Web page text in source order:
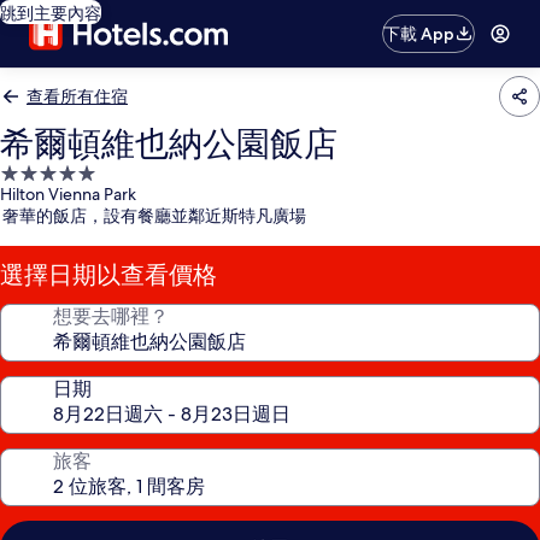
跳到主要內容
下載 App
查看所有住宿
希爾頓維也納公園飯店
5.0
星
級
住
宿
Hilton Vienna Park
奢華的飯店，設有餐廳並鄰近斯特凡廣場
選擇日期以查看價格
想要去哪裡？
日期
旅客